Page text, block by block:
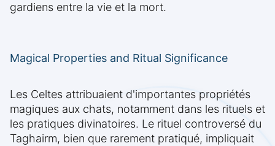
gardiens entre la vie et la mort.
Magical Properties and Ritual Significance
Les Celtes attribuaient d'importantes propriétés
magiques aux chats, notamment dans les rituels et
les pratiques divinatoires. Le rituel controversé du
Taghairm, bien que rarement pratiqué, impliquait